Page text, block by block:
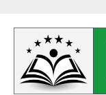
content